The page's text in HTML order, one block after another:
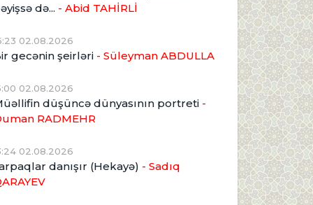
də... - Abid TAHİRLİ
02.08.2026
gecənin şeirləri - Süleyman ABDULLA
02.08.2026
düşüncə dünyasının portreti -
RADMEHR
02.08.2026
danışır (Hekayə) - Sadıq